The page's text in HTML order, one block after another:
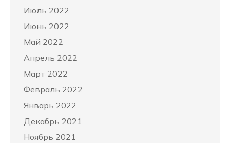
Июль 2022
Июнь 2022
Май 2022
Апрель 2022
Март 2022
Февраль 2022
Январь 2022
Декабрь 2021
Ноябрь 2021